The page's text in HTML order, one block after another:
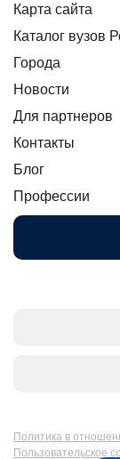
Карта сайта
Каталог вузов
Города
Новости
Для партнеров
Контакты
Блог
Профессии
Политика в
Пользовательское